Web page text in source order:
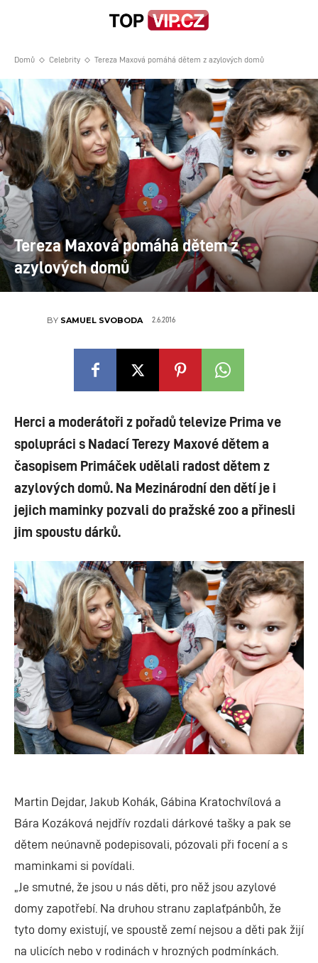
Domů Celebrity Tereza Maxová pomáhá dětem z azylových domů
Tereza Maxová pomáhá dětem z
azylových domů
BY SAMUEL SVOBODA 2.6.2016
Herci a moderátoři z pořadů televize Prima ve
spolupráci s Nadací Terezy Maxové dětem a
časopisem Primáček udělali radost dětem z
azylových domů. Na Mezinárodní den dětí je i
jejich maminky pozvali do pražské zoo a přinesli
jim spoustu dárků.
Martin Dejdar, Jakub Kohák, Gábina Kratochvílová a
Bára Kozáková nejdřív rozdali dárkové tašky a pak se
dětem neúnavně podepisovali, pózovali při focení a s
maminkami si povídali.
„Je smutné, že jsou u nás děti, pro něž jsou azylové
domy zapotřebí. Na druhou stranu zaplaťpánbůh, že
tyto domy existují, ve spoustě zemí nejsou a děti pak žijí
na ulicích nebo v rodinách v hrozných podmínkách.